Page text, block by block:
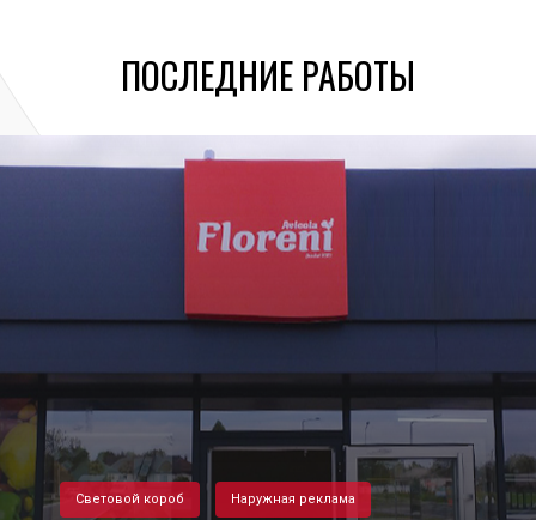
ПОСЛЕДНИЕ РАБОТЫ
Световой короб Наружная реклама